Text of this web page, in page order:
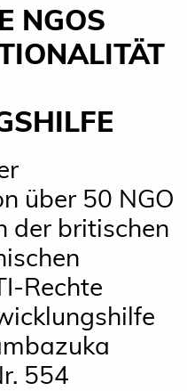
NGOS
über 50 NGO
der britischen
Rechte
554